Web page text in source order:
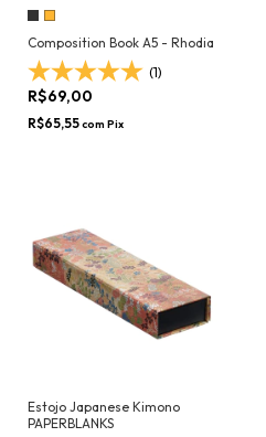
Composition Book A5 - Rhodia
(1)
R$69,00
R$65,55com Pix
Estojo Japanese Kimono
PAPERBLANKS